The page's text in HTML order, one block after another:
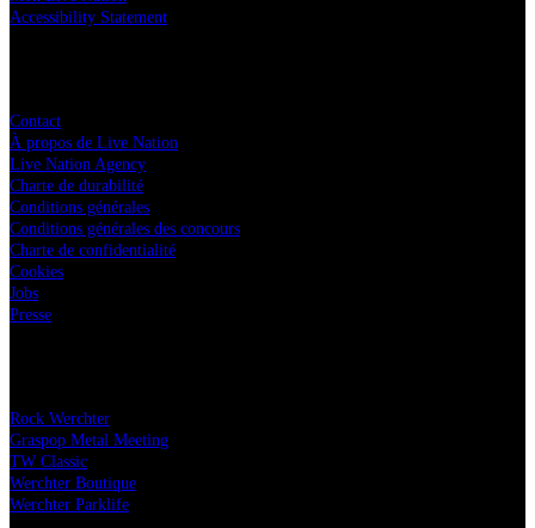
Accessibility Statement
Contact
À propos de Live Nation
Live Nation Agency
Charte de durabilité
Conditions générales
Conditions générales des concours
Charte de confidentialité
Cookies
Jobs
Presse
Rock Werchter
Graspop Metal Meeting
TW Classic
Werchter Boutique
Werchter Parklife